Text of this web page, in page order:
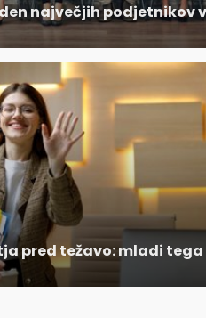
največjih podjetnikov
pred težavo: mladi tega